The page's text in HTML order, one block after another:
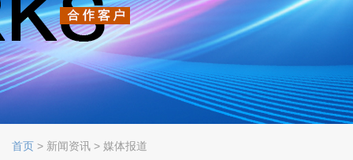
首页 > 新闻资讯 > 媒体报道